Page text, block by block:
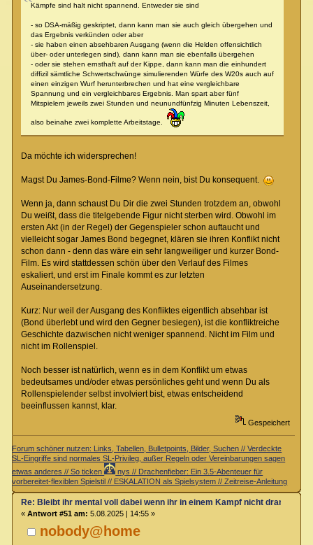
Kämpfe sind halt nicht spannend. Entweder sie sind
- so DSA-mäßig geskriptet, dann kann man sie auch gleich übergehen und
das Ergebnis verkünden oder aber
- sie haben einen absehbaren Ausgang (wenn die Helden offensichtlich
über- oder unterlegen sind), dann kann man sie ebenfalls übergehen
- oder sie stehen ernsthaft auf der Kippe, dann kann man die einhundert
diffizil sämtliche Schwertschwünge simulierenden Würfe des W20s auch auf
einen einzigen Wurf herunterbrechen und hat eine vergleichbare
Spannung und ein vergleichbares Ergebnis. Man spart aber fünf
Mitspielern jeweils zwei Stunden und neunundfünfzig Minuten Lebenszeit,
also beinahe zwei komplette Arbeitstage.
Da möchte ich widersprechen!
Magst Du James-Bond-Filme? Wenn nein, bist Du konsequent.
Wenn ja, dann schaust Du Dir die zwei Stunden trotzdem an, obwohl
Du weißt, dass die titelgebende Figur nicht sterben wird. Obwohl im
ersten Akt (in der Regel) der Gegenspieler schon auftaucht und
vielleicht sogar James Bond begegnet, klären sie ihren Konflikt nicht
schon dann - denn das wäre ein sehr langweiliger und kurzer Bond-
Film. Es wird stattdessen schön über den Verlauf des Filmes
eskaliert, und erst im Finale kommt es zur letzten
Auseinandersetzung.
Kurz: Nur weil der Ausgang des Konfliktes eigentlich absehbar ist
(Bond überlebt und wird den Gegner besiegen), ist die konfliktreiche
Geschichte dazwischen nicht weniger spannend. Nicht im Film und
nicht im Rollenspiel.
Noch besser ist natürlich, wenn es in dem Konflikt um etwas
bedeutsames und/oder etwas persönliches geht und wenn Du als
Rollenspielender selbst involviert bist, etwas entscheidend
beeinflussen kannst, klar.
Gespeichert
Forum schöner nutzen: Links, Tabellen, Bulletpoints, Bilder, Suchen // Verdeckte
SL-Eingriffe sind normales SL-Privileg, außer Regeln oder Vereinbarungen sagen
etwas anderes // So ticken
nys // Drachenfieber: Ein 3.5-Abenteuer für
vorbereitet-flexiblen Spielstil // ESKALATION als Spielsystem // Zeitreise-Anleitung
nobody@home
Re: Bleibt ihr mental voll dabei wenn ihr in einem Kampf nicht dran seit?
« Antwort #51 am: 5.08.2025 | 14:55 »